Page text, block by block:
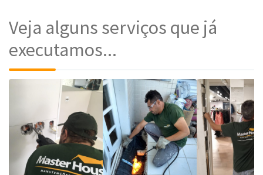
Veja alguns serviços que já
executamos...